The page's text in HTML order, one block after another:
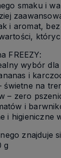
smaku i
i aromat,
FREEZY:
wybór
i
świetne na
– zero
i
i higieniczne
znajduje
g